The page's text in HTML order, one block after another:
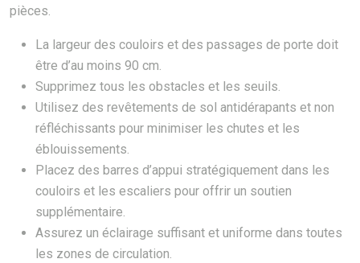
pièces.
La largeur des couloirs et des passages de porte doit
être d’au moins 90 cm.
Supprimez tous les obstacles et les seuils.
Utilisez des revêtements de sol antidérapants et non
réfléchissants pour minimiser les chutes et les
éblouissements.
Placez des barres d’appui stratégiquement dans les
couloirs et les escaliers pour offrir un soutien
supplémentaire.
Assurez un éclairage suffisant et uniforme dans toutes
les zones de circulation.